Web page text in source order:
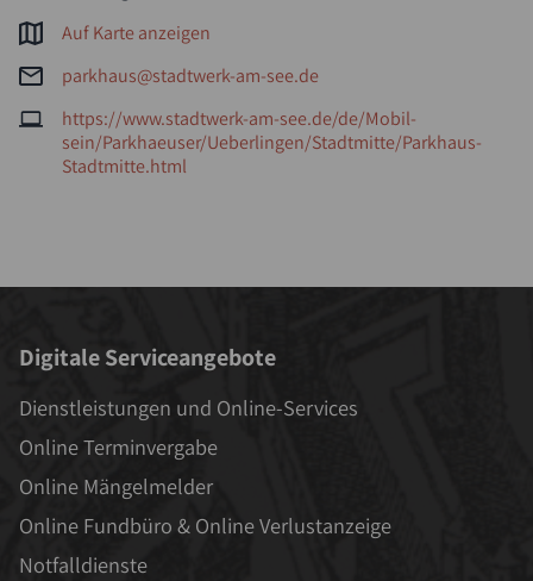
Auf Karte anzeigen
parkhaus@stadtwerk-am-see.de
https://www.stadtwerk-am-see.de/de/Mobil-
sein/Parkhaeuser/Ueberlingen/Stadtmitte/Parkhaus-
Stadtmitte.html
Digitale Serviceangebote
Dienstleistungen und Online-Services
Online Terminvergabe
Online Mängelmelder
Online Fundbüro & Online Verlustanzeige
Notfalldienste